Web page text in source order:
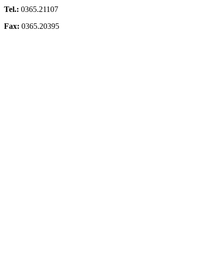
Tel.: 0365.21107
Fax: 0365.20395